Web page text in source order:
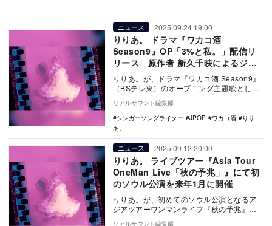
ニュース 2025.09.24 19:00
りりあ。 ドラマ『ワカコ酒
Season9』OP「3%と私。」配信リ
リース 原作者 新久千映によるジャ
ケ写も
りりあ。が、ドラマ『ワカコ酒 Season9』
（BSテレ東）のオープニング主題歌として
書き下ろした新曲「3%と私。」を、ドラマ
初…
リアルサウンド編集部
シンガーソングライター
JPOP ワカコ酒
りり
あ。
ニュース 2025.09.12 20:00
りりあ。 ライブツアー『Asia Tour
OneMan Live「秋の予兆」』にて初
のソウル公演を来年1月に開催
りりあ。が、初めてのソウル公演となるア
ジアツアーワンマンライブ『秋の予兆』
（現地タイトル：『riria. Asia Tour O…
リアルサウンド編集部